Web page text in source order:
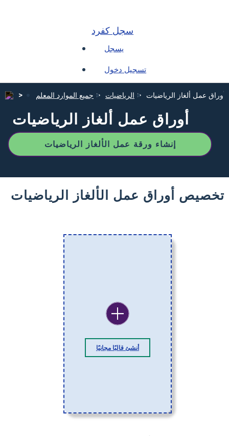
سجل كفرد
يسجل
تسجيل دخول
جميع الموارد المعلم الرياضيات أوراق عمل ألغاز الرياضيات
أوراق عمل ألغاز الرياضيات
إنشاء ورقة عمل الألغاز الرياضيات
تخصيص أوراق عمل الألغاز الرياضيات
أنشئ قالبًا مجانيًا